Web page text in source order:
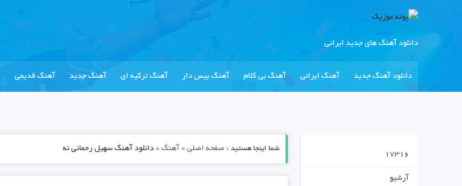
دانلود آهنگ های جدید ایرانی
دانلود آهنگ جدید آهنگ ایرانی آهنگ بی کلام آهنگ بیس دار آهنگ ترکیه ای آهنگ جدید آهنگ قدیمی
شما اینجا هستید : صفحه اصلی» آهنگ» دانلود آهنگ سهیل رحمانی نه
17316
آرشیو